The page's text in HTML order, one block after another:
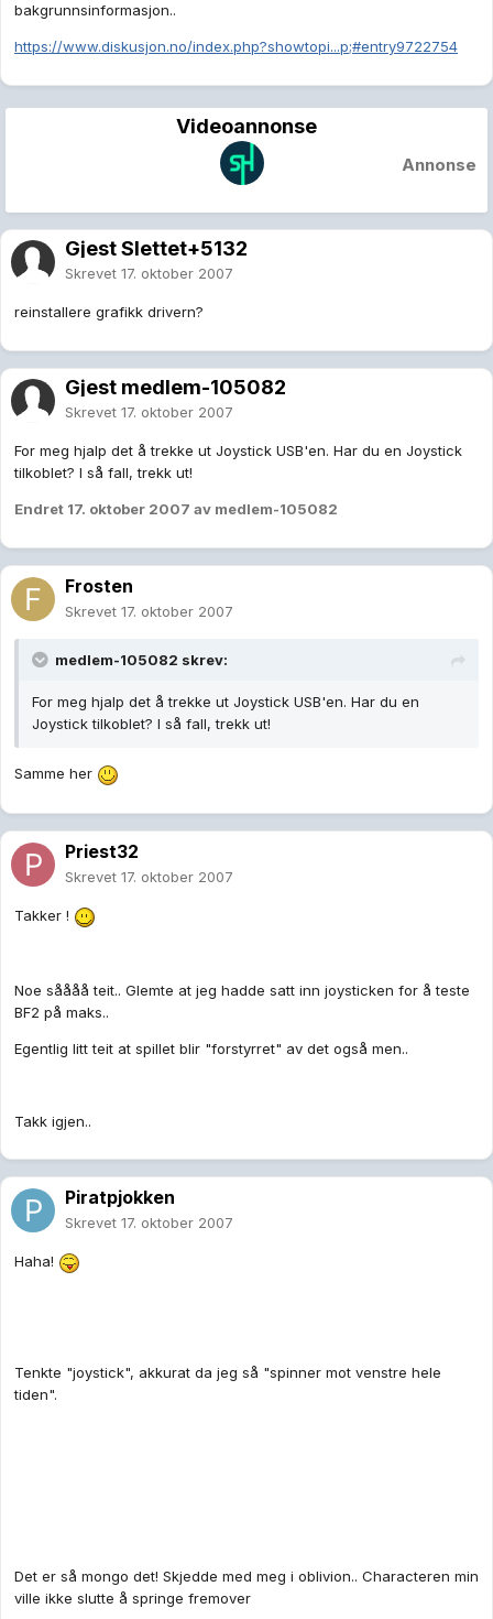
bakgrunnsinformasjon..
https://www.diskusjon.no/index.php?showtopi...p;#entry9722754
Videoannonse
Annonse
Gjest Slettet+5132
Skrevet 17. oktober 2007
reinstallere grafikk drivern?
Gjest medlem-105082
Skrevet 17. oktober 2007
For meg hjalp det å trekke ut Joystick USB'en. Har du en Joystick
tilkoblet? I så fall, trekk ut!
Endret 17. oktober 2007 av medlem-105082
Frosten
Skrevet 17. oktober 2007
medlem-105082 skrev:
For meg hjalp det å trekke ut Joystick USB'en. Har du en
Joystick tilkoblet? I så fall, trekk ut!
Samme her
Priest32
Skrevet 17. oktober 2007
Takker !
Noe såååå teit.. Glemte at jeg hadde satt inn joysticken for å teste
BF2 på maks..
Egentlig litt teit at spillet blir "forstyrret" av det også men..
Takk igjen..
Piratpjokken
Skrevet 17. oktober 2007
Haha!
Tenkte "joystick", akkurat da jeg så "spinner mot venstre hele
tiden".
Det er så mongo det! Skjedde med meg i oblivion.. Characteren min
ville ikke slutte å springe fremover